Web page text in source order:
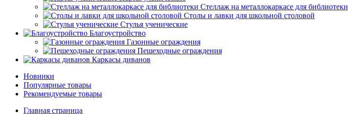
Стеллаж на металлокаркасе для библиотеки
Столы и лавки для школьной столовой
Стулья ученические
Благоустройство
Газонные ограждения
Пешеходные ограждения
Каркасы диванов
Новинки
Популярные товары
Рекомендуемые товары
Главная страница